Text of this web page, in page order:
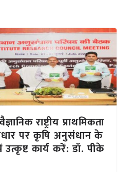
राष्ट्रीय प्राथमिकता
पर कृषि अनुसंधान के
उत्कृष्ट कार्य करें: डॉ. पीके